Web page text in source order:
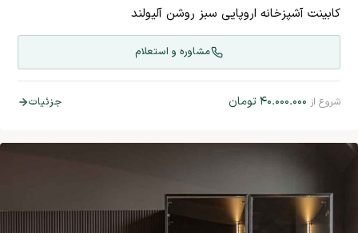
کابینت آشپزخانه اروپایی سبز روشن آلیولند
مشاوره و استعلام
شروع از ۴۰.۰۰۰.۰۰۰ تومان جزئیات